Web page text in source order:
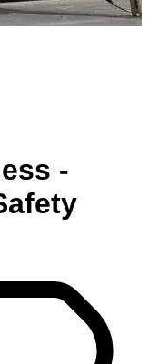
-